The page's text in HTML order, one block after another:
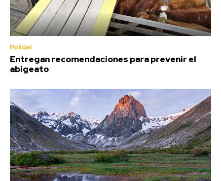
Policial
Entregan recomendaciones para prevenir el
abigeato